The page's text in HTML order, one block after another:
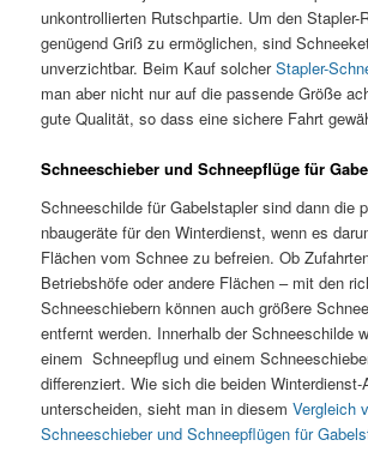
unkontrollierten Rutschpartie. Um den Stapler-
genügend Griß zu ermöglichen, sind
unverzichtbar. Beim Kauf solcherStapler-
man aber nicht nur auf die passende Größe
gute Qualität, so dass eine sichere Fahrt
Schneeschieber und Schneepflüge für
Schneeschilde für Gabelstapler sind dann die
nbaugeräte für den Winterdienst, wenn es
Flächen vom Schnee zu befreien. Ob
Betriebshöfe oder andere Flächen – mit den
Schneeschiebern können auch größere
entfernt werden. Innerhalb der Schneeschilde
einem Schneepflug und einem
differenziert. Wie sich die beiden Winterdienst-
unterscheiden, sieht man in diesemVergleich
Schneeschieber und Schneepflügen für